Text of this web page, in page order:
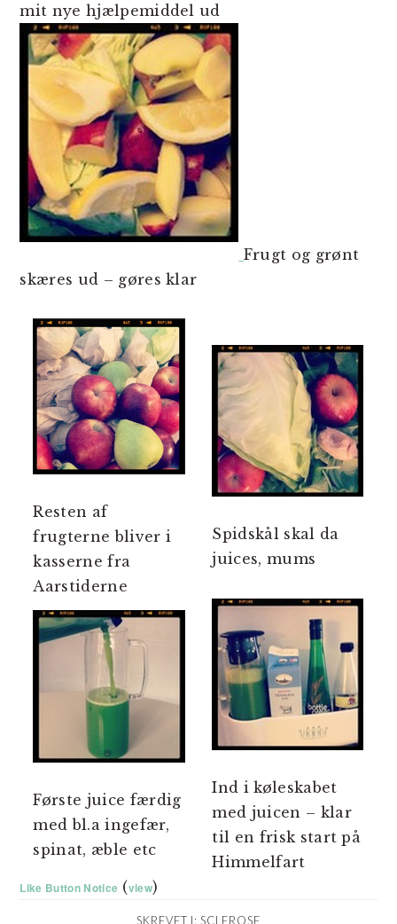
mit nye hjælpemiddel ud
Frugt og grønt
skæres ud – gøres klar
Resten af
frugterne bliver i
kasserne fra
Aarstiderne
Spidskål skal da
juices, mums
Første juice færdig
med bl.a ingefær,
spinat, æble etc
Ind i køleskabet
med juicen – klar
til en frisk start på
Himmelfart
Like Button Notice (view)
SKREVET I: SCLEROSE